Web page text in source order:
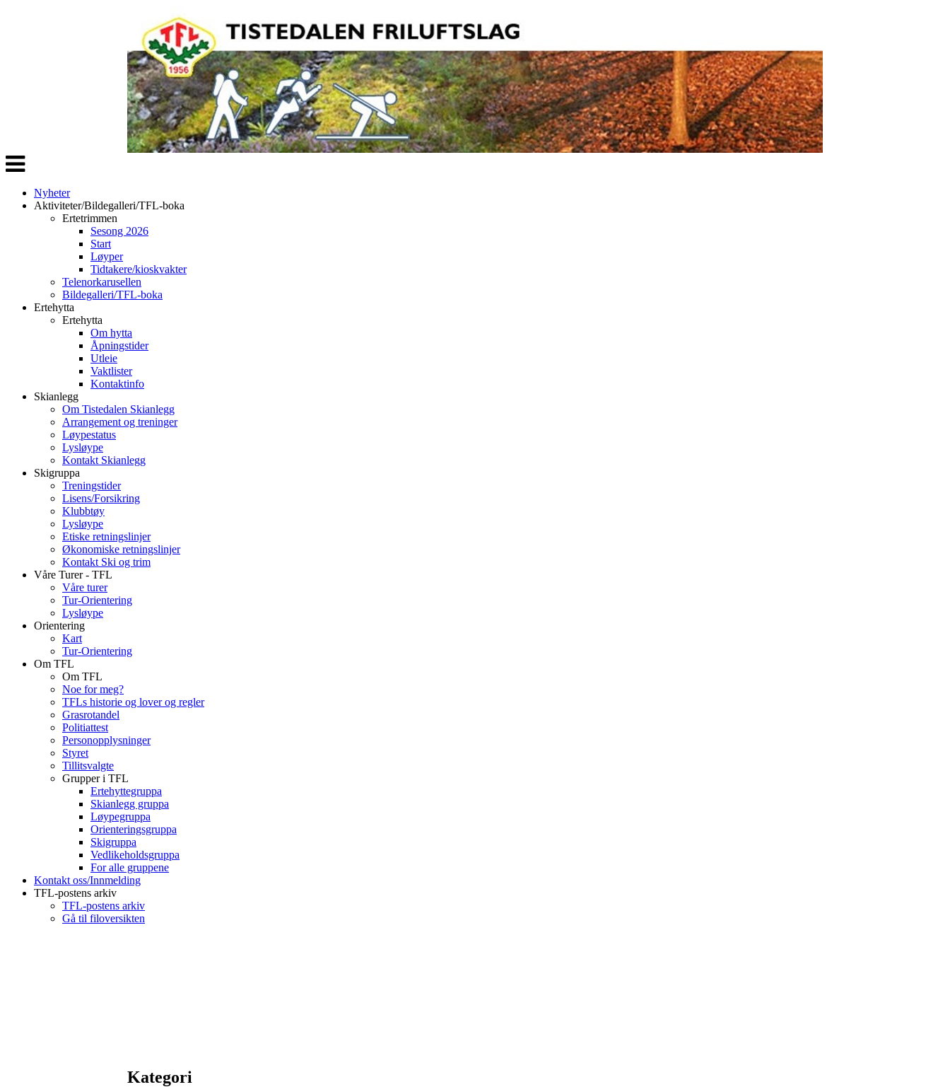
Veksle
navigasjon
Nyheter
Aktiviteter/Bildegalleri/TFL-boka
Ertetrimmen
Sesong 2026
Start
Løyper
Tidtakere/kioskvakter
Telenorkarusellen
Bildegalleri/TFL-boka
Ertehytta
Ertehytta
Om hytta
Åpningstider
Utleie
Vaktlister
Kontaktinfo
Skianlegg
Om Tistedalen Skianlegg
Arrangement og treninger
Løypestatus
Lysløype
Kontakt Skianlegg
Skigruppa
Treningstider
Lisens/Forsikring
Klubbtøy
Lysløype
Etiske retningslinjer
Økonomiske retningslinjer
Kontakt Ski og trim
Våre Turer - TFL
Våre turer
Tur-Orientering
Lysløype
Orientering
Kart
Tur-Orientering
Om TFL
Om TFL
Noe for meg?
TFLs historie og lover og regler
Grasrotandel
Politiattest
Personopplysninger
Styret
Tillitsvalgte
Grupper i TFL
Ertehyttegruppa
Skianlegg gruppa
Løypegruppa
Orienteringsgruppa
Skigruppa
Vedlikeholdsgruppa
For alle gruppene
Kontakt oss/Innmelding
TFL-postens arkiv
TFL-postens arkiv
Gå til filoversikten
Kategori